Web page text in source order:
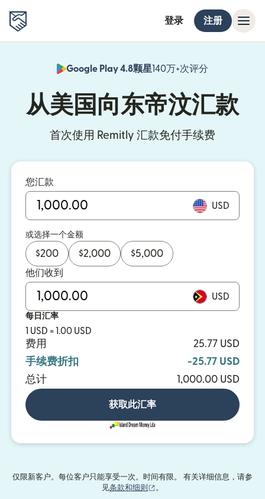
登录 注册
Google Play 4.8颗星140万+次评分
从美国向东帝汶汇款
首次使用 Remitly 汇款免付手续费
您汇款
USD
或选择一个金额
$200 $2,000 $5,000
他们收到
USD
每日汇率
1 USD = 1.00 USD
费用
25.77 USD
手续费折扣
-25.77 USD
总计
1,000.00 USD
获取此汇率
仅限新客户。每位客户只能享受一次。时间有限。 有关详细信息，请参
见条款和细则 。